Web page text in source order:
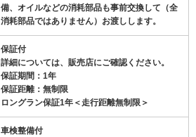
備、オイルなどの消耗部品も事前交換して（全
消耗部品ではありません）お渡しします。
保証付
詳細については、販売店にご確認ください。
保証期間：1年
保証距離：無制限
ロングラン保証1年＜走行距離無制限＞
車検整備付